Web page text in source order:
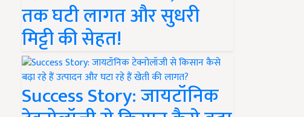
तक घटी लागत और सुधरी
मिट्टी की सेहत!
Success Story: जायटॉनिक